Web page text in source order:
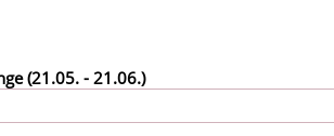
(21.05. - 21.06.)